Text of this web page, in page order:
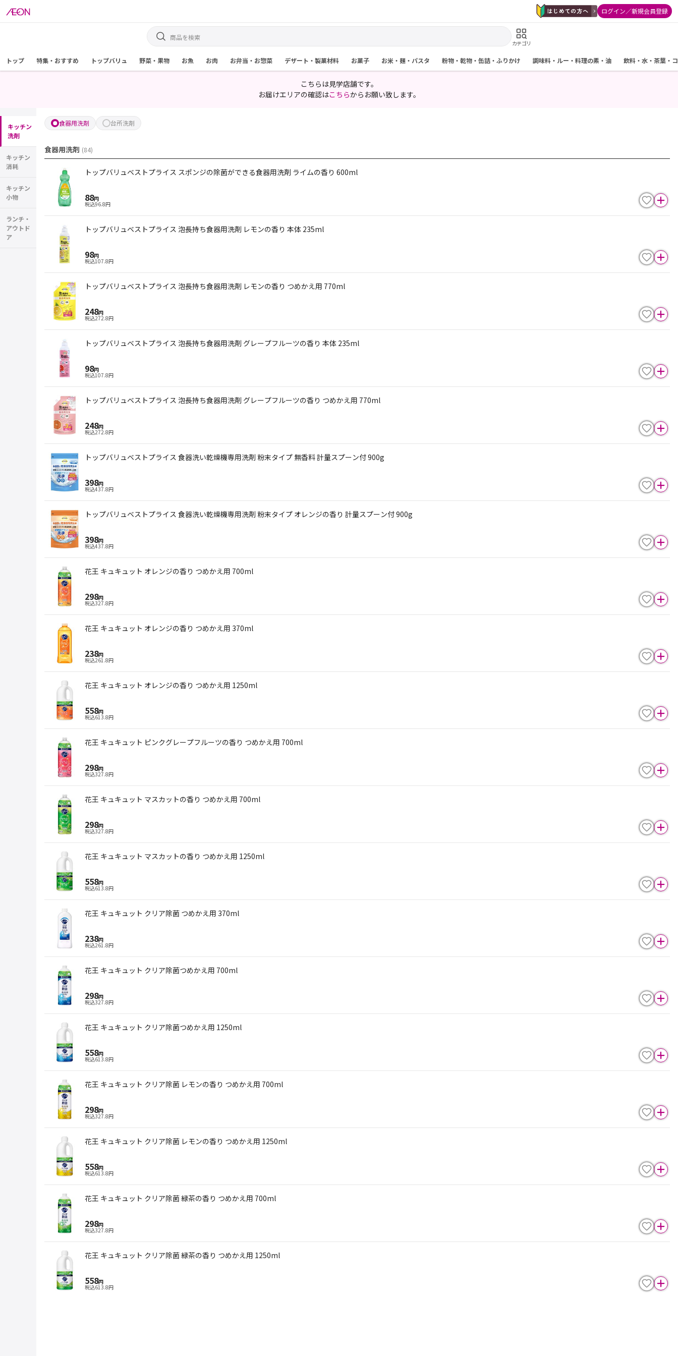
ログイン／新規会員登録
カテゴリ
トップ 特集・おすすめ トップバリュ 野菜・果物 お魚 お肉 お弁当・お惣菜 デザート・製菓材料 お菓子 お米・麺・パスタ 粉物・乾物・缶詰・ふりかけ 調味料・ルー・料理の素・油 飲料・水・茶葉・
こちらは見学店舗です。
お届けエリアの確認はこちらからお願い致します。
キッチン
洗剤
キッチン
消耗
キッチン
小物
ランチ・
アウトド
ア
食器用洗剤 台所洗剤
食器用洗剤 (84)
トップバリュベストプライス スポンジの除菌ができる食器用洗剤 ライムの香り 600ml
88円
税込96.8円
トップバリュベストプライス 泡長持ち食器用洗剤 レモンの香り 本体 235ml
98円
税込107.8円
トップバリュベストプライス 泡長持ち食器用洗剤 レモンの香り つめかえ用 770ml
248円
税込272.8円
トップバリュベストプライス 泡長持ち食器用洗剤 グレープフルーツの香り 本体 235ml
98円
税込107.8円
トップバリュベストプライス 泡長持ち食器用洗剤 グレープフルーツの香り つめかえ用 770ml
248円
税込272.8円
トップバリュベストプライス 食器洗い乾燥機専用洗剤 粉末タイプ 無香料 計量スプーン付 900g
398円
税込437.8円
トップバリュベストプライス 食器洗い乾燥機専用洗剤 粉末タイプ オレンジの香り 計量スプーン付 900g
398円
税込437.8円
花王 キュキュット オレンジの香り つめかえ用 700ml
298円
税込327.8円
花王 キュキュット オレンジの香り つめかえ用 370ml
238円
税込261.8円
花王 キュキュット オレンジの香り つめかえ用 1250ml
558円
税込613.8円
花王 キュキュット ピンクグレープフルーツの香り つめかえ用 700ml
298円
税込327.8円
花王 キュキュット マスカットの香り つめかえ用 700ml
298円
税込327.8円
花王 キュキュット マスカットの香り つめかえ用 1250ml
558円
税込613.8円
花王 キュキュット クリア除菌 つめかえ用 370ml
238円
税込261.8円
花王 キュキュット クリア除菌つめかえ用 700ml
298円
税込327.8円
花王 キュキュット クリア除菌つめかえ用 1250ml
558円
税込613.8円
花王 キュキュット クリア除菌 レモンの香り つめかえ用 700ml
298円
税込327.8円
花王 キュキュット クリア除菌 レモンの香り つめかえ用 1250ml
558円
税込613.8円
花王 キュキュット クリア除菌 緑茶の香り つめかえ用 700ml
298円
税込327.8円
花王 キュキュット クリア除菌 緑茶の香り つめかえ用 1250ml
558円
税込613.8円